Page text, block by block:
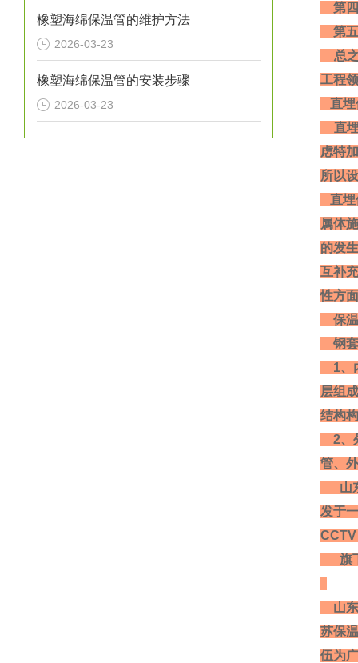
橡塑海绵保温管的维护方法
2026-03-23
橡塑海绵保温管的安装步骤
2026-03-23
第四
第五
总之
工程
直埋
直埋
虑特
所以
直埋
属体
的发
互补
性方
保
钢套
1、
层组
结构
2、
管、
山
发于
旗下
山东
苏保
伍为